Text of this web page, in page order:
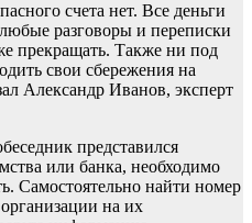
счета нет. Все деньги
разговоры и переписки
прекращать. Также ни под
свои сбережения на
Александр Иванов, эксперт
представился
или банка, необходимо
Самостоятельно найти номер
на их